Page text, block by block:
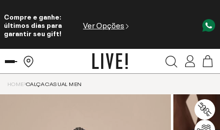
Compre e ganhe:
últimos dias para
garantir seu gift!
Ver Opções
HOME CALÇA CASUAL MEN